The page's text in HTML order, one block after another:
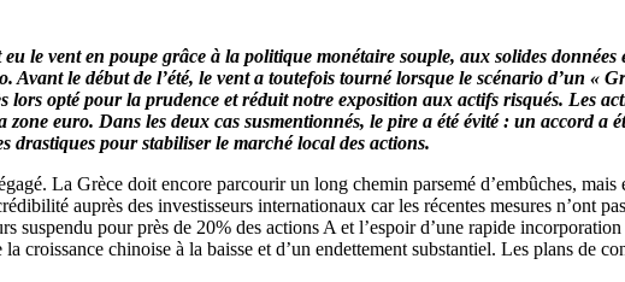
le vent en poupe grâce à la politique monétaire souple, aux solides
Avant le début de l’été, le vent a toutefois tourné lorsque le scénario d’un «
lors opté pour la prudence et réduit notre exposition aux actifs risqués. Les
euro. Dans les deux cas susmentionnés, le pire a été évité : un accord
drastiques pour stabiliser le marché local des actions.
La Grèce doit encore parcourir un long chemin parsemé d’embûches,
auprès des investisseurs internationaux car les récentes mesures n’ont
suspendu pour près de 20% des actions A et l’espoir d’une rapide
croissance chinoise à la baisse et d’un endettement substantiel. Les plans de